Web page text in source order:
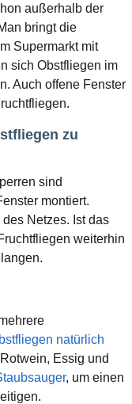
außerhalb der
bringt die
Supermarkt mit
sich Obstfliegen im
Auch offene Fenster
zu
sind
montiert.
Netzes. Ist das
weiterhin
natürlich
Essig und
, um einen